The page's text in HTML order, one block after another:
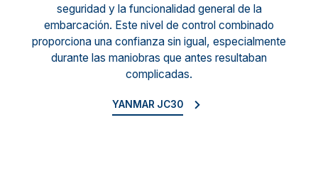
seguridad y la funcionalidad general de la
embarcación. Este nivel de control combinado
proporciona una confianza sin igual, especialmente
durante las maniobras que antes resultaban
complicadas.
YANMAR JC30